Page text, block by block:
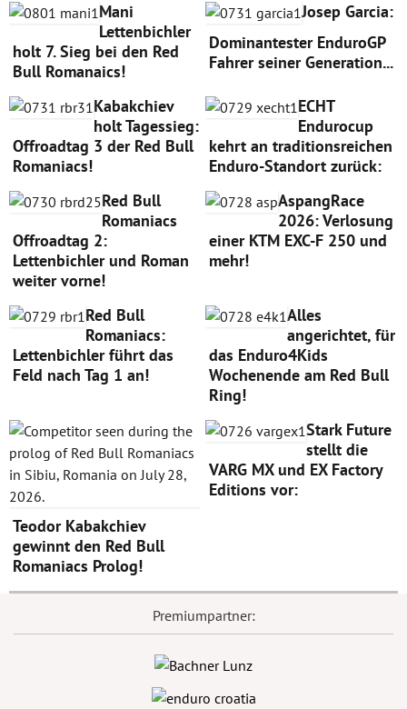
Mani
Lettenbichler
holt 7. Sieg bei den Red
Bull Romanaics!
Josep Garcia:
Dominantester EnduroGP
Fahrer seiner Generation...
Kabakchiev
holt Tagessieg:
Offroadtag 3 der Red Bull
Romaniacs!
ECHT
Endurocup
kehrt an traditionsreichen
Enduro-Standort zurück:
Red Bull
Romaniacs
Offroadtag 2:
Lettenbichler und Roman
weiter vorne!
AspangRace
2026: Verlosung
einer KTM EXC-F 250 und
mehr!
Red Bull
Romaniacs:
Lettenbichler führt das
Feld nach Tag 1 an!
Alles
angerichtet, für
das Enduro4Kids
Wochenende am Red Bull
Ring!
Teodor Kabakchiev
gewinnt den Red Bull
Romaniacs Prolog!
Stark Future
stellt die
VARG MX und EX Factory
Editions vor:
Premiumpartner: